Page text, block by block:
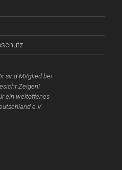
sind Mitglied bei
Zeigen!
ein weltoffenes
e.V.